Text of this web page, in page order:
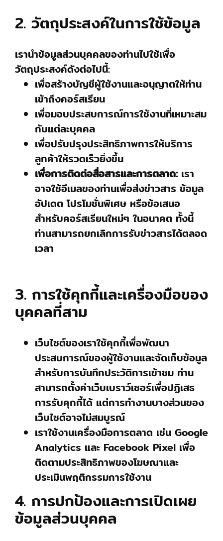
2. วัตถุประสงค์ในการใช้ข้อมูล
เรานำข้อมูลส่วนบุคคลของท่านไปใช้เพื่อ
วัตถุประสงค์ดังต่อไปนี้:
เพื่อสร้างบัญชีผู้ใช้งานและอนุญาตให้ท่าน
เข้าถึงคอร์สเรียน
เพื่อมอบประสบการณ์การใช้งานที่เหมาะสม
กับแต่ละบุคคล
เพื่อปรับปรุงประสิทธิภาพการให้บริการ
ลูกค้าให้รวดเร็วยิ่งขึ้น
เพื่อการติดต่อสื่อสารและการตลาด:เรา
อาจใช้อีเมลของท่านเพื่อส่งข่าวสาร ข้อมูล
อัปเดต โปรโมชั่นพิเศษ หรือข้อเสนอ
สำหรับคอร์สเรียนใหม่ๆ ในอนาคต ทั้งนี้
ท่านสามารถยกเลิกการรับข่าวสารได้ตลอด
เวลา
3. การใช้คุกกี้และเครื่องมือของ
บุคคลที่สาม
เว็บไซต์ของเราใช้คุกกี้เพื่อพัฒนา
ประสบการณ์ของผู้ใช้งานและจัดเก็บข้อมูล
สำหรับการบันทึกประวัติการเข้าชม ท่าน
สามารถตั้งค่าเว็บเบราว์เซอร์เพื่อปฏิเสธ
การรับคุกกี้ได้ แต่การทำงานบางส่วนของ
เว็บไซต์อาจไม่สมบูรณ์
เราใช้งานเครื่องมือการตลาด เช่น Google
Analytics และ Facebook Pixel เพื่อ
ติดตามประสิทธิภาพของโฆษณาและ
ประเมินพฤติกรรมการใช้งาน
4. การปกป้องและการเปิดเผย
ข้อมูลส่วนบุคคล